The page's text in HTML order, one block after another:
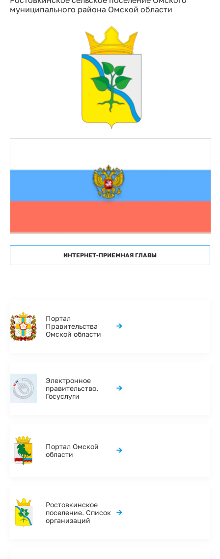
муниципального района Омской области
ИНТЕРНЕТ-ПРИЕМНАЯ ГЛАВЫ
Портал
Правительства
Омской области
→
Электронное
правительство.
Госуслуги
→
Портал Омской
области
→
Ростовкинское
поселение. Список
организаций
→